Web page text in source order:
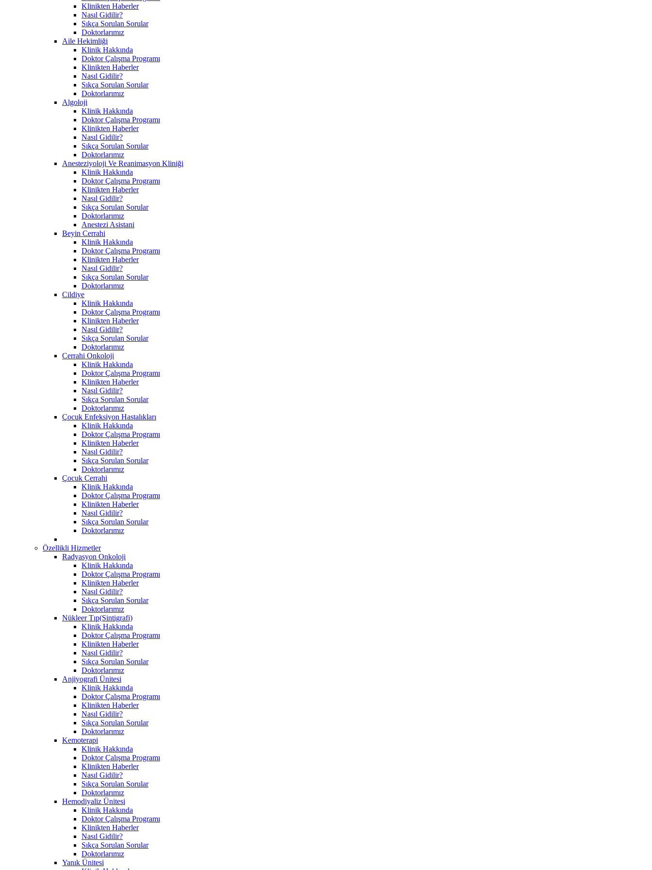
Klinikten Haberler
Nasıl Gidilir?
Sıkça Sorulan Sorular
Doktorlarımız
Aile Hekimliği
Klinik Hakkında
Doktor Çalışma Programı
Klinikten Haberler
Nasıl Gidilir?
Sıkça Sorulan Sorular
Doktorlarımız
Algoloji
Klinik Hakkında
Doktor Çalışma Programı
Klinikten Haberler
Nasıl Gidilir?
Sıkça Sorulan Sorular
Doktorlarımız
Anesteziyoloji Ve Reanimasyon Kliniği
Klinik Hakkında
Doktor Çalışma Programı
Klinikten Haberler
Nasıl Gidilir?
Sıkça Sorulan Sorular
Doktorlarımız
Anestezi Asistani
Beyin Cerrahi
Klinik Hakkında
Doktor Çalışma Programı
Klinikten Haberler
Nasıl Gidilir?
Sıkça Sorulan Sorular
Doktorlarımız
Cildiye
Klinik Hakkında
Doktor Çalışma Programı
Klinikten Haberler
Nasıl Gidilir?
Sıkça Sorulan Sorular
Doktorlarımız
Cerrahi Onkoloji
Klinik Hakkında
Doktor Çalışma Programı
Klinikten Haberler
Nasıl Gidilir?
Sıkça Sorulan Sorular
Doktorlarımız
Çocuk Enfeksiyon Hastalıkları
Klinik Hakkında
Doktor Çalışma Programı
Klinikten Haberler
Nasıl Gidilir?
Sıkça Sorulan Sorular
Doktorlarımız
Çocuk Cerrahi
Klinik Hakkında
Doktor Çalışma Programı
Klinikten Haberler
Nasıl Gidilir?
Sıkça Sorulan Sorular
Doktorlarımız
Özellikli Hizmetler
Radyasyon Onkoloji
Klinik Hakkında
Doktor Çalışma Programı
Klinikten Haberler
Nasıl Gidilir?
Sıkça Sorulan Sorular
Doktorlarımız
Nükleer Tıp(Sintigrafi)
Klinik Hakkında
Doktor Çalışma Programı
Klinikten Haberler
Nasıl Gidilir?
Sıkça Sorulan Sorular
Doktorlarımız
Anjiyografi Ünitesi
Klinik Hakkında
Doktor Çalışma Programı
Klinikten Haberler
Nasıl Gidilir?
Sıkça Sorulan Sorular
Doktorlarımız
Kemoterapi
Klinik Hakkında
Doktor Çalışma Programı
Klinikten Haberler
Nasıl Gidilir?
Sıkça Sorulan Sorular
Doktorlarımız
Hemodiyaliz Ünitesi
Klinik Hakkında
Doktor Çalışma Programı
Klinikten Haberler
Nasıl Gidilir?
Sıkça Sorulan Sorular
Doktorlarımız
Yanık Ünitesi